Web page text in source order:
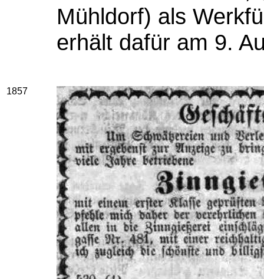
Mühldorf) als
erhält dafür am 9.
1857